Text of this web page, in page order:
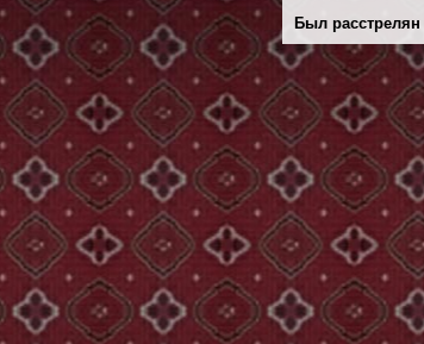
Был расстрелян